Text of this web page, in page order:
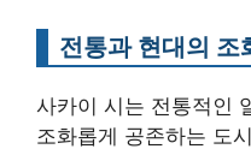
전통과 현대의 조
사카이 시는 전통적인
조화롭게 공존하는 도